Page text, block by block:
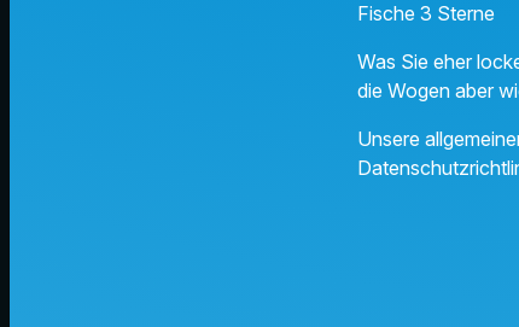
Fische 3 Sterne
Was Sie eher
die Wogen aber
Unsere